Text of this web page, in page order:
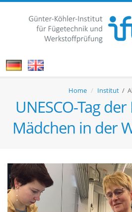
Home Institut/
UNESCO-Tag
Mädchen in der